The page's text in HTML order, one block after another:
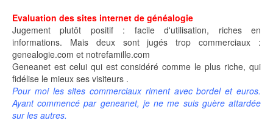
Evaluation des sites internet de généalogie
Jugement plutôt positif : facile d'utilisation, riches en
informations. Mais deux sont jugés trop commerciaux :
genealogie.com et notrefamille.com
Geneanet est celui qui est considéré comme le plus riche, qui
fidélise le mieux ses visiteurs .
Pour moi les sites commerciaux riment avec bordel et euros.
Ayant commencé par geneanet, je ne me suis guère attardée
sur les autres.